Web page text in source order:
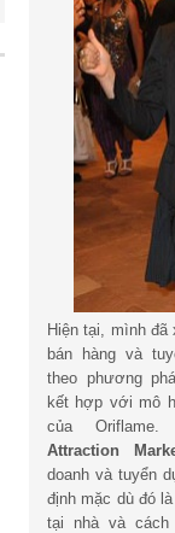
Hiện tại, mình
bán hàng và
theo phương
kết hợp với mô
của
Attraction
doanh và tuyển
định mặc dù đó
tại nhà và cách